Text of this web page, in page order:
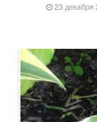
23